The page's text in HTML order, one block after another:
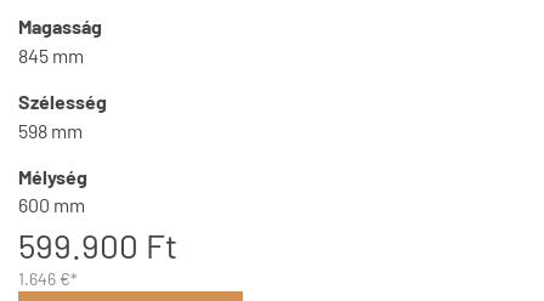
Magasság
845 mm
Szélesség
598 mm
Mélység
600 mm
599.900 Ft
1.646 €*